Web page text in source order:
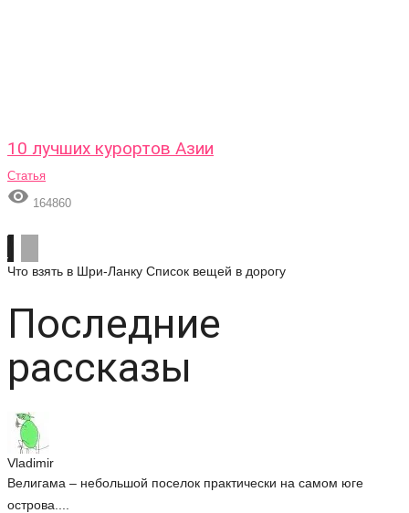
10 лучших курортов Азии
Статья
 164860
Что взять в Шри-Ланку Список вещей в дорогу
Последние
рассказы
Vladimir
Велигама – небольшой поселок практически на самом юге
острова....